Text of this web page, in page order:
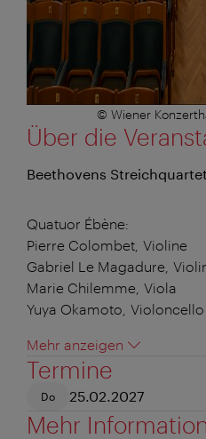
© Wiener
Über die
Beethovens
Quatuor Ébène:
Pierre Colombet, Violine
Gabriel Le Magadure,
Marie Chilemme, Viola
Yuya Okamoto, Violoncello
Mehr anzeigen
Termine
Do 25.02.2027
Mehr